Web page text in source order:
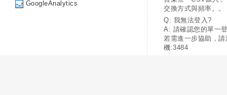
GoogleAnalytics
交換方式與頻率。。
Q: 我無法登入?
A: 請確認您的單一
若需進一步協助，
機:3484